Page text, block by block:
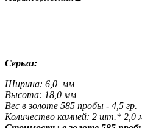
Серьги:
Ширина: 6,0 мм
Высота: 18,0 мм
Вес в золоте 585 пробы - 4,5 гр.
Количество камней: 2 шт.*